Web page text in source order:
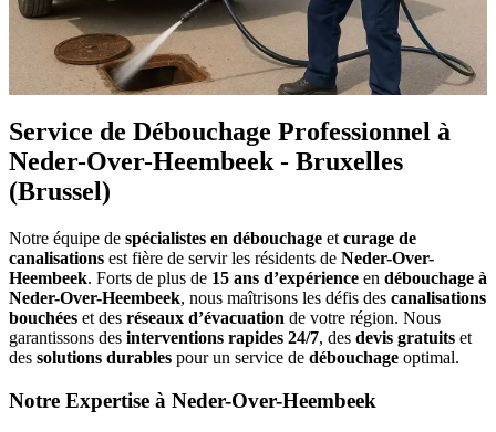
Service de Débouchage Professionnel à
Neder-Over-Heembeek - Bruxelles
(Brussel)
Notre équipe de spécialistes en débouchage et curage de
canalisations est fière de servir les résidents de Neder-Over-
Heembeek. Forts de plus de 15 ans d’expérience en débouchage à
Neder-Over-Heembeek, nous maîtrisons les défis des canalisations
bouchées et des réseaux d’évacuation de votre région. Nous
garantissons des interventions rapides 24/7, des devis gratuits et
des solutions durables pour un service de débouchage optimal.
Notre Expertise à Neder-Over-Heembeek